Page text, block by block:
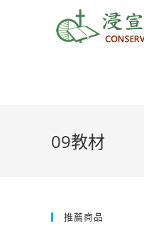
09教材
推薦商品